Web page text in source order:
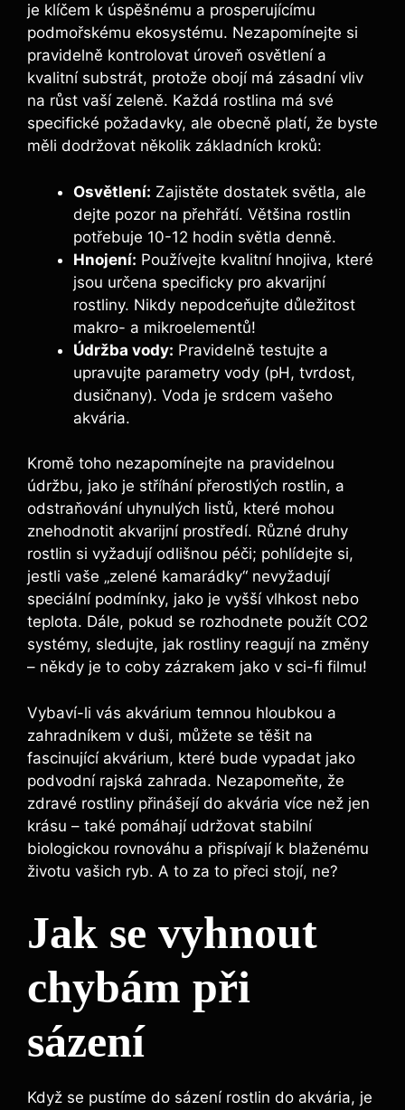
​je‌ klíčem k ⁢úspěšnému a prosperujícímu
podmořskému ekosystému. Nezapomínejte si
pravidelně kontrolovat úroveň osvětlení a
⁤kvalitní substrát, protože obojí má zásadní ⁤vliv
na růst vaší ‌zeleně. Každá rostlina má své⁤
specifické požadavky, ale obecně platí, že byste
měli dodržovat několik základních ⁤kroků:
Osvětlení: Zajistěte dostatek světla, ale
dejte pozor na přehřátí.⁣ Většina ‍rostlin
potřebuje‌ 10-12 hodin světla‌ denně.
Hnojení: Používejte ​kvalitní‌ hnojiva, ‍které
jsou určena specificky pro akvarijní
rostliny. Nikdy nepodceňujte ⁤důležitost
⁤makro-​ a mikroelementů!
Údržba vody: ⁤Pravidelně testujte a
upravujte ‌parametry vody⁣ (pH,⁢ tvrdost,
dusičnany).‍ Voda je​ srdcem vašeho
akvária.
Kromě​ toho nezapomínejte na pravidelnou⁤
údržbu, jako je stříhání přerostlých‌ rostlin, a
odstraňování ​uhynulých listů,⁢ které mohou⁣
znehodnotit akvarijní prostředí. Různé druhy
rostlin si⁣ vyžadují ​odlišnou péči; pohlídejte si,⁢
jestli vaše⁢ „zelené kamarádky“ nevyžadují
‍speciální podmínky, jako je vyšší vlhkost nebo
teplota. Dále, pokud se rozhodnete použít CO2
systémy, sledujte, jak ⁢rostliny reagují na změny
‌– někdy je to ⁤coby‌ zázrakem jako v sci-fi filmu!
Vybaví-li vás akvárium temnou ‍hloubkou⁢ a
zahradníkem ⁤v duši, můžete se těšit na
fascinující akvárium, které bude vypadat jako
podvodní rajská ⁣zahrada. Nezapomeňte, že
‍zdravé⁢ rostliny přinášejí do akvária více než jen‍
krásu⁣ –⁤ také pomáhají udržovat stabilní⁢
biologickou ‍rovnováhu a přispívají k blaženému‌
životu vašich ryb. A to za to přeci ​stojí, ne?
Jak se vyhnout⁣
chybám ⁣při
sázení
Když se pustíme do sázení rostlin do akvária, je